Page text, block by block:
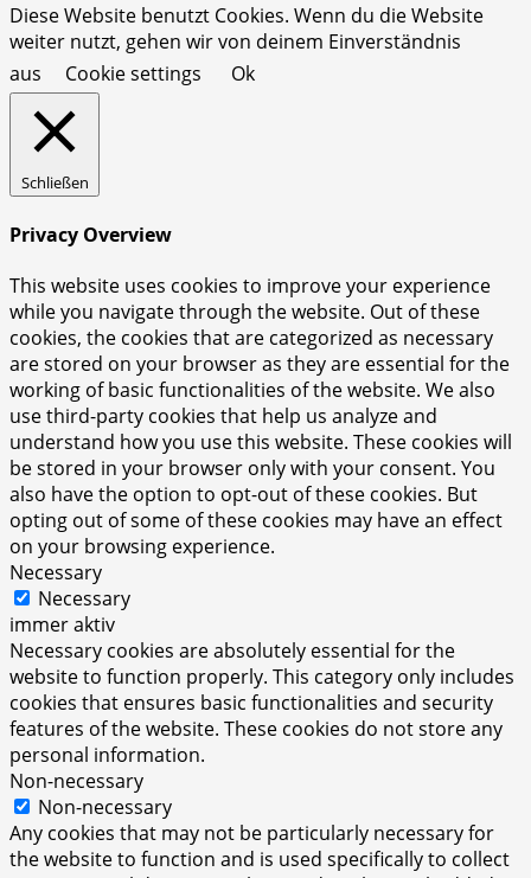
Diese Website benutzt Cookies. Wenn du die Website
weiter nutzt, gehen wir von deinem Einverständnis
aus
Cookie settings Ok
Schließen
Privacy Overview
This website uses cookies to improve your experience
while you navigate through the website. Out of these
cookies, the cookies that are categorized as necessary
are stored on your browser as they are essential for the
working of basic functionalities of the website. We also
use third-party cookies that help us analyze and
understand how you use this website. These cookies will
be stored in your browser only with your consent. You
also have the option to opt-out of these cookies. But
opting out of some of these cookies may have an effect
on your browsing experience.
Necessary
Necessary
immer aktiv
Necessary cookies are absolutely essential for the
website to function properly. This category only includes
cookies that ensures basic functionalities and security
features of the website. These cookies do not store any
personal information.
Non-necessary
Non-necessary
Any cookies that may not be particularly necessary for
the website to function and is used specifically to collect